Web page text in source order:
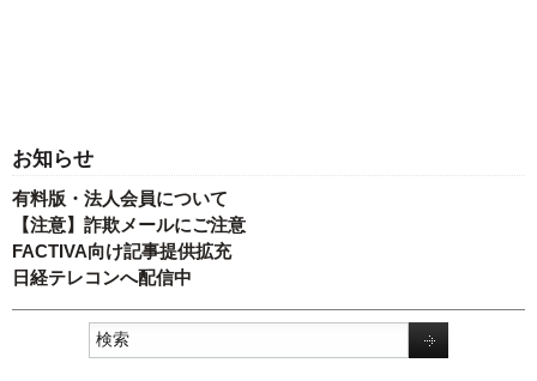
お知らせ
有料版・法人会員について
【注意】詐欺メールにご注意
FACTIVA向け記事提供拡充
日経テレコンへ配信中